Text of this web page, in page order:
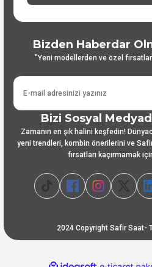
Bizden Haberdar
"Yeni modellerden ve özel
Bizi Sosyal
Zamanın en şık halini keşfedin!
yeni trendleri, kombin önerilerini ve
fırsatları kaçırmamak
2024 Copyright Safir Saat-